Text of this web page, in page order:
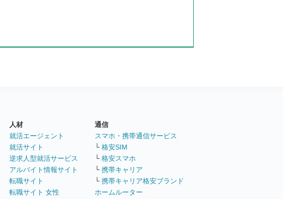
人材
就活エージェント
就活サイト
逆求人型就活サービス
アルバイト情報サイト
転職サイト
転職サイト 女性
通信
スマホ・携帯通信サービス
└ 格安SIM
└ 格安スマホ
└ 携帯キャリア
└ 携帯キャリア格安ブランド
ホームルーター